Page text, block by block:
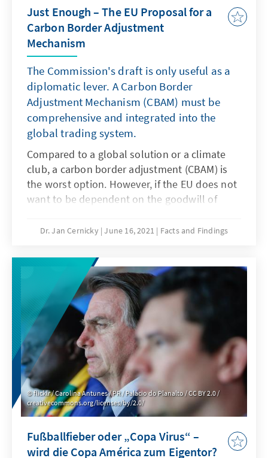
Just Enough – The EU Proposal for a
Carbon Border Adjustment
Mechanism
The Commission's draft is only useful as a
diplomatic lever. A Carbon Border
Adjustment Mechanism (CBAM) must be
comprehensive and integrated into the
global trading system.
Compared to a global solution or a climate
club, a carbon border adjustment (CBAM) is
the worst option. However, if the EU does not
want to be dependent on the goodwill of
comprehensive border adjustment that is as
leaked draft of the EU Commission on the
CBAM is very limited and can thus only have
an impact as a threat or as a first step.
Dr. Jan Cernicky June 16, 2021 Facts and Findings
flicklr / Carolina Antunes / PR / Palacio do Planalto / CC BY 2.0 /
creativecommons.org/licenses/by/2.0/
Fußballfieber oder „Copa Virus“ –
wird die Copa América zum Eigentor?